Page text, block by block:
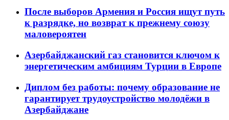
После выборов Армения и Россия ищут путь
к разрядке, но возврат к прежнему союзу
маловероятен
Азербайджанский газ становится ключом к
энергетическим амбициям Турции в Европе
Диплом без работы: почему образование не
гарантирует трудоустройство молодёжи в
Азербайджане